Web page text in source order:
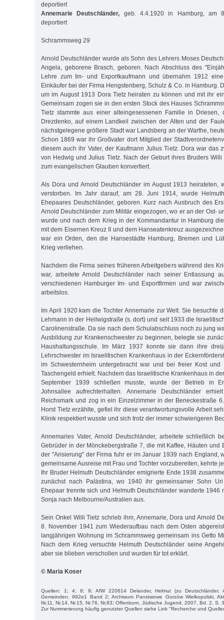
deportiert
Annemarie Deutschländer, geb. 4.4.1920 in Hamburg, am
deportiert
Schrammsweg 29
Arnold Deutschländer wurde als Sohn des Lehrers Moses
Angela, geborene Brasch, geboren. Nach Abschluss des
Lehre zum Im- und Exportkaufmann und übernahm 1912
Einkäufer bei der Firma Hengstenberg, Schulz & Co. in Hamburg.
um im August 1913 Dora Tietz heiraten zu können und mit ihr
Gemeinsam zogen sie in den ersten Stock des Hauses
Tietz stammte aus einer alteingesessenen Familie in Driesen,
Drezdenko, auf einem Landkeil zwischen der Alten und der
nächstgelegene größere Stadt war Landsberg an der Warthe,
Schon 1869 war ihr Großvater dort Mitglied der
diesem auch ihr Vater, der Kaufmann Julius Tietz. Dora war das
von Hedwig und Julius Tietz. Nach der Geburt ihres Bruders
zum evangelischen Glauben konvertiert.
Als Dora und Arnold Deutschländer im August 1913 heirateten,
verstorben. Im Jahr darauf, am 28. Juni 1914, wurde
Ehepaares Deutschländer, geboren. Kurz nach Ausbruch des
Arnold Deutschländer zum Militär eingezogen, wo er an der Ost-
wurde und nach dem Krieg in der Kommandantur in Hamburg
mit dem Eisernen Kreuz II und dem Hanseatenkreuz
war ein Orden, den die Hansestädte Hamburg, Bremen und
Krieg verliehen.
Nachdem die Firma seines früheren Arbeitgebers während des
war, arbeitete Arnold Deutschländer nach seiner Entlassung
verschiedenen Hamburger Im- und Exportfirmen und war
arbeitslos.
Im April 1920 kam die Tochter Annemarie zur Welt. Sie besuchte
Lehmann in der Heilwigstraße (s. dort) und seit 1933 die
Carolinenstraße. Da sie nach dem Schulabschluss noch zu jung
Ausbildung zur Krankenschwester zu beginnen, belegte sie
Haushaltungsschule. Im März 1937 konnte sie dann ihre
Lehrschwester im Israelitischen Krankenhaus in der
im Schwesternheim untergebracht war und bei freier Kost und
Taschengeld erhielt. Nachdem das Israelitische Krankenhaus in
September 1939 schließen musste, wurde der Betrieb in
Johnsallee aufrechterhalten. Annemarie Deutschländer
Reichsmark und zog in ein Einzelzimmer in der Beneckestraße
Horst Tietz erzählte, gefiel ihr diese verantwortungsvolle Arbeit
Klinik respektiert wusste und sich trotz der immer schwierigeren
Annemaries Vater, Arnold Deutschländer, arbeitete schließlich
Gebrüder in der Mönckebergstraße 7, die mit Kaffee, Häuten und
der "Arisierung" der Firma fuhr er im Januar 1939 nach England,
gemeinsame Ausreise mit Frau und Tochter vorzubereiten, kehrte
Ihr Bruder Helmuth Deutschländer emigrierte Ende 1938
zunächst nach Palästina, wo 1940 ihr gemeinsamer Sohn
Ehepaar trennte sich und Helmuth Deutschländer wanderte 1946
Sonja nach Melbourne/Australien aus.
Sein Onkel Willi Tietz schrieb ihm, Annemarie, Dora und Arnold
8. November 1941 zum Wiederaufbau nach dem Osten
langjährigen Wohnung im Schrammsweg gemeinsam ins Getto
Nach dem Krieg versuchte Helmuth Deutschländer seine
aber sie blieben verschollen und wurden für tot erklärt.
© Maria Koser
Quellen: 1; 4; 8; 9; AfW 220614 Delander, Helmut (zu Deutschländer,
Gemeinden, 992e1 Band 2; Archiwum Panstwowe Gorzów Wielkopolski,
Nr.11, Nr.14, Nr.15, Nr.76, Nr.83; Offenborn, Jüdische Jugend, 2007, Bd. 2, S.
Zur Nummerierung häufig genutzter Quellen siehe Link "Recherche und